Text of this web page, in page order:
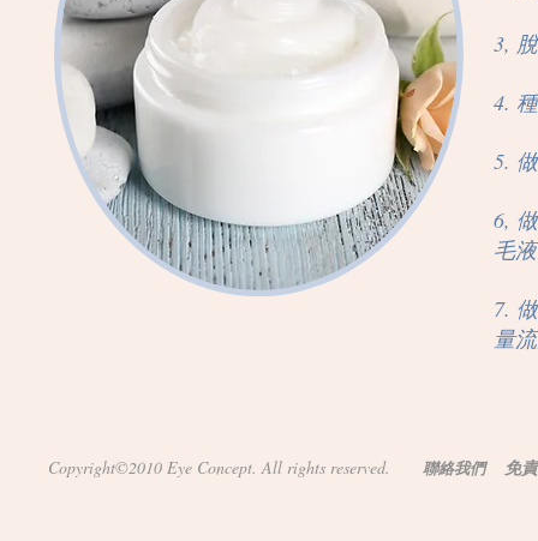
3,
4.
5.
6,
毛
7.
量
Copyright©2010 Eye Concept. All rights reserved. 聯絡我們 免